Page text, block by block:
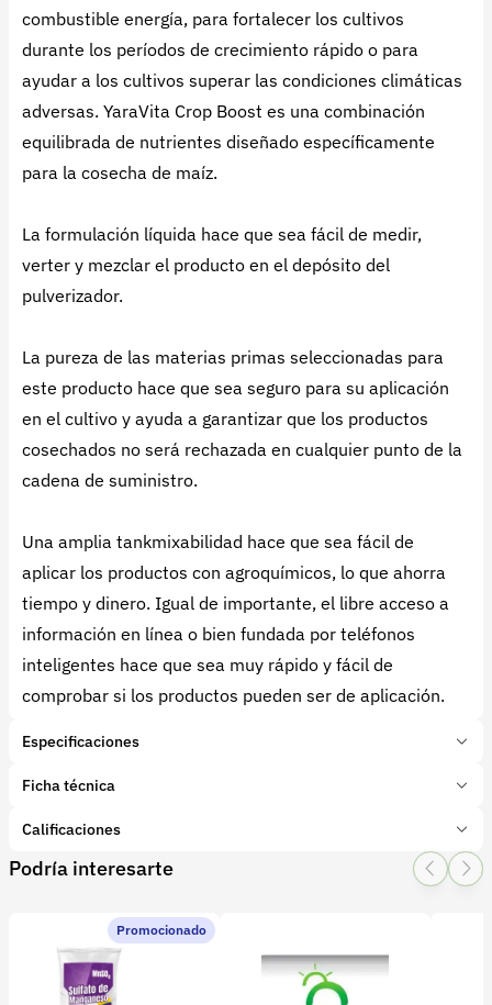
combustible energía, para fortalecer los cultivos
durante los períodos de crecimiento rápido o para
ayudar a los cultivos superar las condiciones climáticas
adversas. YaraVita Crop Boost es una combinación
equilibrada de nutrientes diseñado específicamente
para la cosecha de maíz.
La formulación líquida hace que sea fácil de medir,
verter y mezclar el producto en el depósito del
pulverizador.
La pureza de las materias primas seleccionadas para
este producto hace que sea seguro para su aplicación
en el cultivo y ayuda a garantizar que los productos
cosechados no será rechazada en cualquier punto de la
cadena de suministro.
Una amplia tankmixabilidad hace que sea fácil de
aplicar los productos con agroquímicos, lo que ahorra
tiempo y dinero. Igual de importante, el libre acceso a
información en línea o bien fundada por teléfonos
inteligentes hace que sea muy rápido y fácil de
comprobar si los productos pueden ser de aplicación.
Especificaciones
Marca: Yara
Tipo de producto:
Subcategoría:Foliares
Ficha técnica
wlcoyp32m00.pdf wlcoyp32m01.pdf
Calificaciones
1 Star
2 Star
3 Star4 Star
0 calificaciones
Podría interesarte
Promocionado